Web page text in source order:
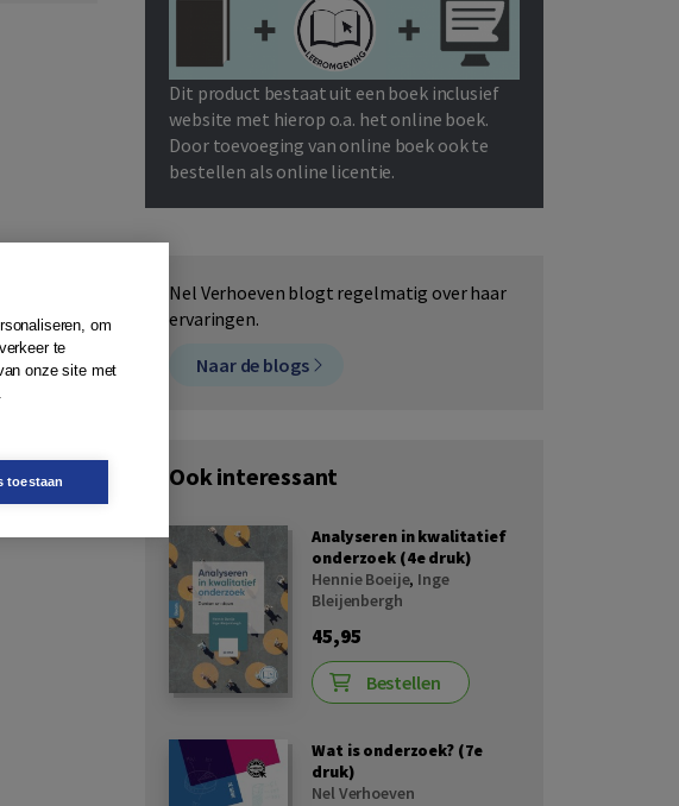
Dit product bestaat uit een boek inclusief
website met hierop o.a. het online boek.
Door toevoeging van online boek ook te
bestellen als online licentie.
Nel Verhoeven blogt regelmatig over haar
ervaringen.
Naar de blogs
Ook interessant
Analyseren in kwalitatief
onderzoek (4e druk)
Hennie Boeije, Inge
Bleijenbergh
45,95
Bestellen
Wat is onderzoek? (7e
druk)
Nel Verhoeven
om
te
onze site met
toestaan